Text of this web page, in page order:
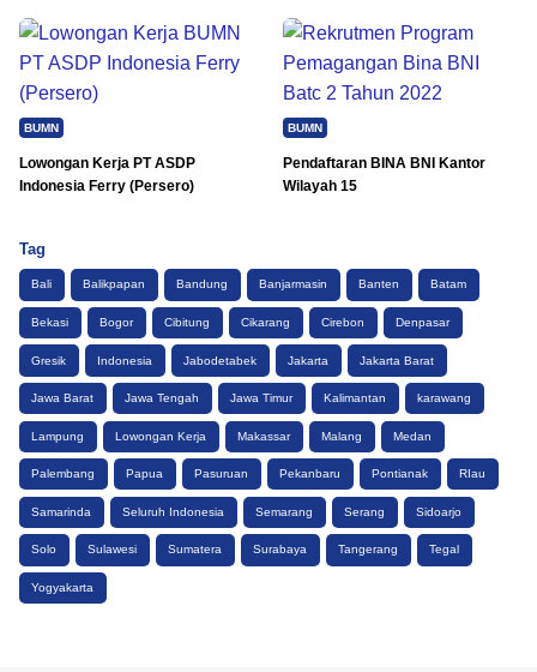
BUMN
Lowongan Kerja PT ASDP
Indonesia Ferry (Persero)
BUMN
Pendaftaran BINA BNI Kantor
Wilayah 15
Tag
Bali Balikpapan Bandung Banjarmasin Banten Batam
Bekasi Bogor Cibitung Cikarang Cirebon Denpasar
Gresik Indonesia Jabodetabek Jakarta Jakarta Barat
Jawa Barat Jawa Tengah Jawa Timur Kalimantan karawang
Lampung Lowongan Kerja Makassar Malang Medan
Palembang Papua Pasuruan Pekanbaru Pontianak RIau
Samarinda Seluruh Indonesia Semarang Serang Sidoarjo
Solo Sulawesi Sumatera Surabaya Tangerang Tegal
Yogyakarta